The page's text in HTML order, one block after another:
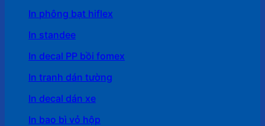
In phông bạt hiflex
In standee
In decal PP bồi fomex
In tranh dán tường
In decal dán xe
In bao bì vỏ hộp